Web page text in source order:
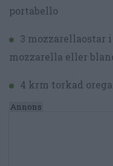
portabello
3 mozzarellaostar
mozzarella eller
4 krm torkad